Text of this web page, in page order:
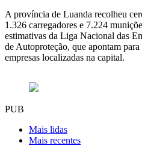
A província de Luanda recolheu
1.326 carregadores e 7.224
estimativas da Liga Nacional das
de Autoproteção, que apontam
empresas localizadas na capital.
PUB
Mais lidas
Mais recentes